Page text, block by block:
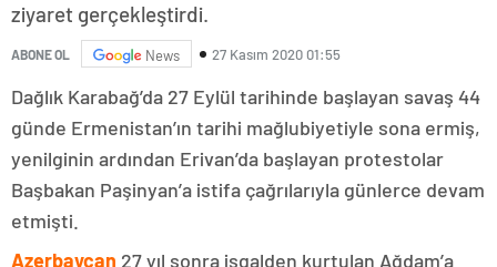
ziyaret gerçekleştirdi.
ABONE OL News 27 Kasım 2020 01:55
Dağlık Karabağ’da 27 Eylül tarihinde başlayan savaş 44
günde Ermenistan’ın tarihi mağlubiyetiyle sona ermiş,
yenilginin ardından Erivan’da başlayan protestolar
Başbakan Paşinyan’a istifa çağrılarıyla günlerce devam
etmişti.
Azerbaycan 27 yıl sonra işgalden kurtulan Ağdam’a